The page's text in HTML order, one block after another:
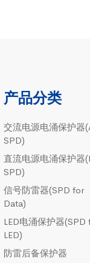
产品分类
交流电源电涌保护器
SPD)
直流电源电涌保护器
SPD)
信号防雷器(SPD for
Data)
LED电涌保护器(SPD
LED)
防雷后备保护器